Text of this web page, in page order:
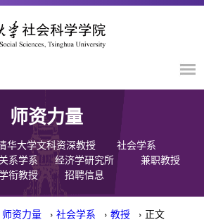
师资力量
华大学文科资深教授
社会学系
系学系 经济学研究所
兼职教授
衔教授
招聘信息
师资力量 › 社会学系 › 教授 › 正文